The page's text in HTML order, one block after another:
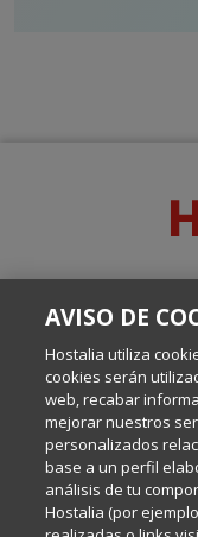
Escrito por el equipo
AVISO DE
Hostalia utiliza
cookies serán
web, recabar
mejorar nuestros
personalizados
base a un perfil
análisis de tu
Hostalia (por